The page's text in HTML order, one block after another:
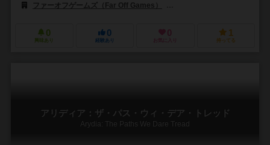
ファーオフゲームズ（Far Off Games）
0
興味あり
0
経験あり
0
お気に入り
1
持ってる
アリディア：ザ・パス・ウィ・デア・トレッド
Arydia: The Paths We Dare Tread